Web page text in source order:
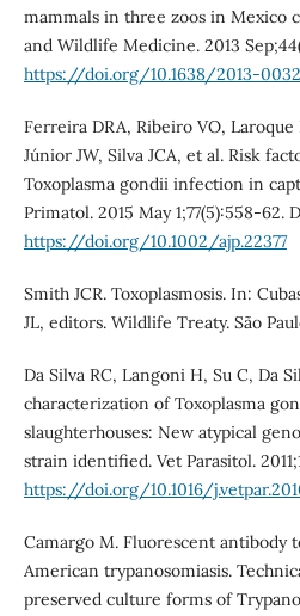
mammals in three zoos in Mexico
and Wildlife Medicine. 2013
https://doi.org/10.1638/2013-
Ferreira DRA, Ribeiro VO,
Júnior JW, Silva JCA, et al. Risk
Toxoplasma gondii infection in
Primatol. 2015 May 1;77(5):558-62.
https://doi.org/10.1002/ajp.22377
Smith JCR. Toxoplasmosis. In:
JL, editors. Wildlife Treaty. São
Da Silva RC, Langoni H, Su C, Da
characterization of Toxoplasma
slaughterhouses: New atypical
strain identified. Vet Parasitol.
https://doi.org/10.1016/
Camargo M. Fluorescent antibody
American trypanosomiasis.
preserved culture forms of